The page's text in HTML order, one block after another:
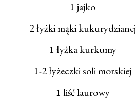
1 jajko
2 łyżki mąki kukurydzianej
1 łyżka kurkumy
1-2 łyżeczki soli morskiej
1 liść laurowy